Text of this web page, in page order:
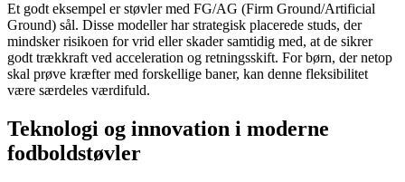
Et godt eksempel er støvler med FG/AG (Firm Ground/Artificial
Ground) sål. Disse modeller har strategisk placerede studs, der
mindsker risikoen for vrid eller skader samtidig med, at de sikrer
godt trækkraft ved acceleration og retningsskift. For børn, der netop
skal prøve kræfter med forskellige baner, kan denne fleksibilitet
være særdeles værdifuld.
Teknologi og innovation i moderne
fodboldstøvler